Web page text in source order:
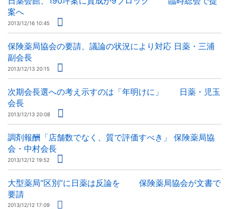
案へ
2013/12/16 10:45
保険薬局協会の要請、議論の状況により対応 日薬・三浦
副会長
2013/12/13 20:15
次期会長選への考え示すのは「年明けに」 日薬・児玉
会長
2013/12/13 20:08
調剤報酬「店舗数でなく、質で評価すべき」 保険薬局協
会・中村会長
2013/12/12 19:52
大型薬局“区別”に日薬は反論を 保険薬局協会が文書で
要請
2013/12/12 17:09